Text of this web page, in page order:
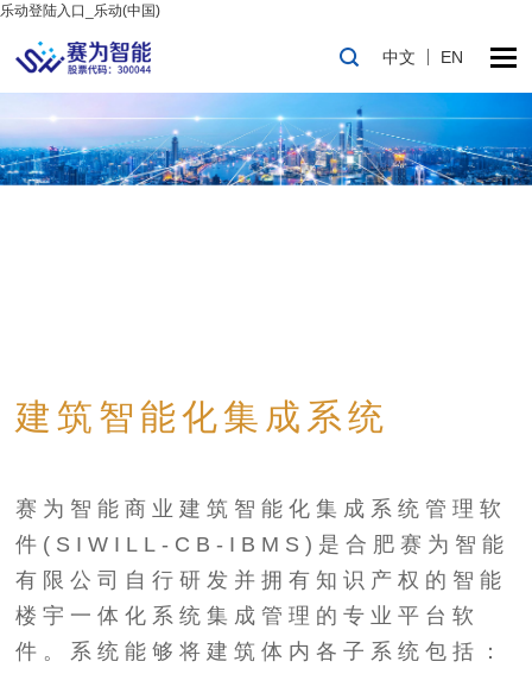
乐动登陆入口_乐动(中国)
中文 EN
建筑智能化集成系统
赛为智能商业建筑智能化集成系统管理软
件(SIWILL-CB-IBMS)是合肥赛为智能
有限公司自行研发并拥有知识产权的智能
楼宇一体化系统集成管理的专业平台软
件。系统能够将建筑体内各子系统包括：